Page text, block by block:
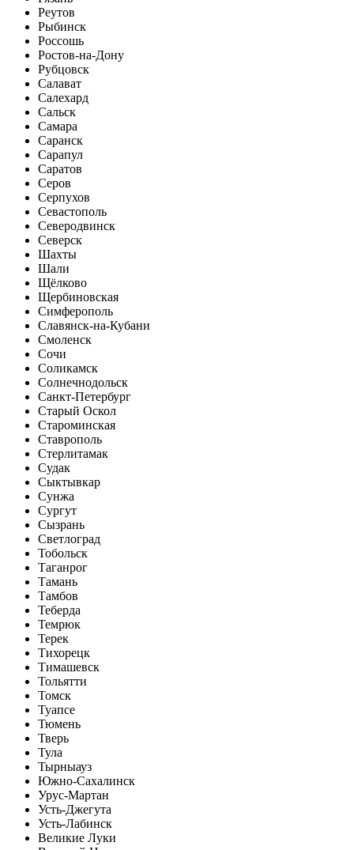
Реутов
Рыбинск
Россошь
Ростов-на-Дону
Рубцовск
Салават
Салехард
Сальск
Самара
Саранск
Сарапул
Саратов
Серов
Серпухов
Севастополь
Северодвинск
Северск
Шахты
Шали
Щёлково
Щербиновская
Симферополь
Славянск-на-Кубани
Смоленск
Сочи
Соликамск
Солнечнодольск
Санкт-Петербург
Старый Оскол
Староминская
Ставрополь
Стерлитамак
Судак
Сыктывкар
Сунжа
Сургут
Сызрань
Светлоград
Тобольск
Таганрог
Тамань
Тамбов
Теберда
Темрюк
Терек
Тихорецк
Тимашевск
Тольятти
Томск
Туапсе
Тюмень
Тверь
Тула
Тырныауз
Южно-Сахалинск
Урус-Мартан
Усть-Джегута
Усть-Лабинск
Великие Луки